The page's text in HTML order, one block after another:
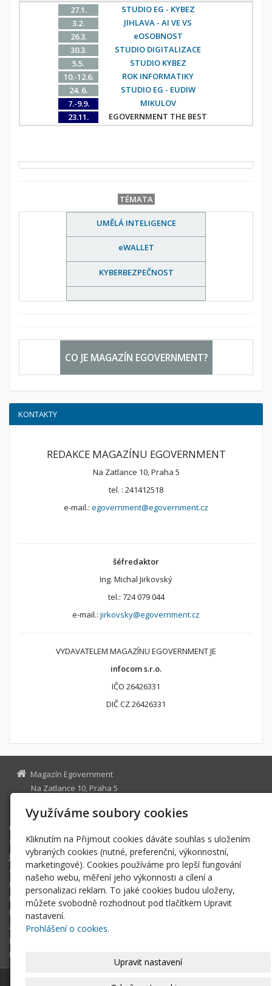
27.1.
STUDIO EG - KYBEZ
3.2.
JIHLAVA - AI VE VS
26.3.
eOSOBNOST
30.3.
STUDIO DIGITALIZACE
5.5.
STUDIO KYBEZ
10.-12.6.
ROK INFORMATIKY
24. 6.
STUDIO EG - EUDIW
7.-9.9.
MIKULOV
23.11.
EGOVERNMENT THE BEST
TÉMATA
UMĚLÁ INTELIGENCE
eWALLET
KYBERBEZPEČNOST
CO JE MAGAZÍN EGOVERNMENT?
KONTAKTY
REDAKCE MAGAZÍNU EGOVERNMENT
Na Zatlance 10, Praha 5
tel. : 241412518
e-mail.: egovernment@egovernment.cz
šéfredaktor
Ing. Michal Jirkovský
tel.: 724 079 044
e-mail.: jirkovsky@egovernment.cz
VYDAVATELEM MAGAZÍNU EGOVERNMENT JE
infocom s.r.o.
IČO 26426331
DIČ CZ 26426331
Magazín Egovernment
Na Zatlance 10, Praha 5
egovernment@egovernment.cz
Úvodní stránka
STUDIO
JIHLAVA
eOSOBNOST
ROK INFORMATIKY
MIKULOV
EGOVERNMENT THE BEST
ARCHIV MAGAZÍNU
DOTAZ
REGISTRACE ČTENÁŘE
Využíváme soubory cookies
Kliknutím na Přijmout cookies dáváte souhlas s uložením
vybraných cookies (nutné, preferenční, výkonnostní,
marketingové). Cookies používáme pro lepší fungování
našeho webu, měření jeho výkonnosti a cílení a
personalizaci reklam. To jaké cookies budou uloženy,
můžete svobodně rozhodnout pod tlačítkem Upravit
nastavení.
Prohlášení o cookies.
Upravit nastavení